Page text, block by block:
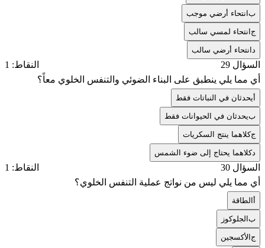
بانتحاء أرضي موجب
جانتحاء لمسي سالب
انتحاء أرضي سالب
السؤال 29
النقاط: 1
أي مما يلي ينطبق على البناء الضوئي والتنفس الخلوي معاً؟
يحدثان في النباتات فقط
بيحدثان في الحيوانات فقط
جكلاهما ينتج السكريات
كلاهما يحتاج إلى ضوء الشمس
السؤال 30
النقاط: 1
أي مما يلي ليس من نواتج عملية التنفس الخلوي؟
الطاقة
بالجلوكوز
جالأكسجين